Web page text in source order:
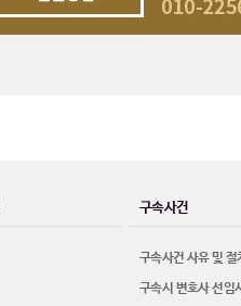
구속사건
구속사건 사유 및 절
구속시 변호사 선임